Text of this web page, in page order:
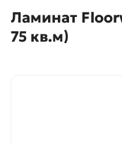
Ламинат
75 кв.м)